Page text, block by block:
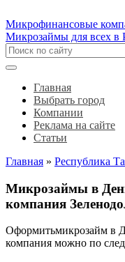
Микрофинансовые
Микрозаймы для всех в
Главная
Выбрать город
Компании
Реклама на сайте
Статьи
Главная » Республика
Микрозаймы в
компания
Оформитьмикрозайм в
компания можно по